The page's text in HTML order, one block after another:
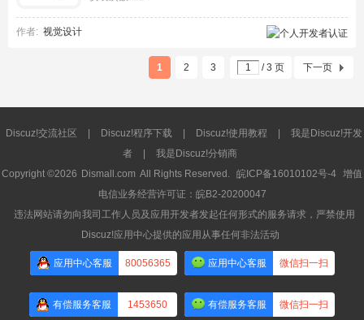
作者: 视觉设计
1 2 3 / 3 页 下一页
Discuz!交流社区 Discuz!程序下载 Discuz!使用教程
我是Discuz!开发
者
我是Discuz!分销商
Copyright ©2026 Dismall.com All Rights Reserved. 皖ICP备16010102号-4 增值
电信业务经营许可证：皖B2-20200047
违法网站请勿向我司工作人员及应用开发者发起任何形式的服务请求，严禁使用
Discuz!应用中心提供的应用从事任何非法活动
应用中心客服 80056365 应用中心客服 微信扫一扫
有偿服务客服 1453650 有偿服务客服 微信扫一扫